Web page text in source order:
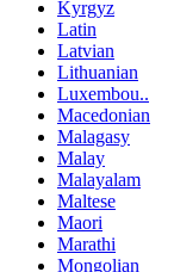
Kyrgyz
Latin
Latvian
Lithuanian
Luxembou..
Macedonian
Malagasy
Malay
Malayalam
Maltese
Maori
Marathi
Mongolian